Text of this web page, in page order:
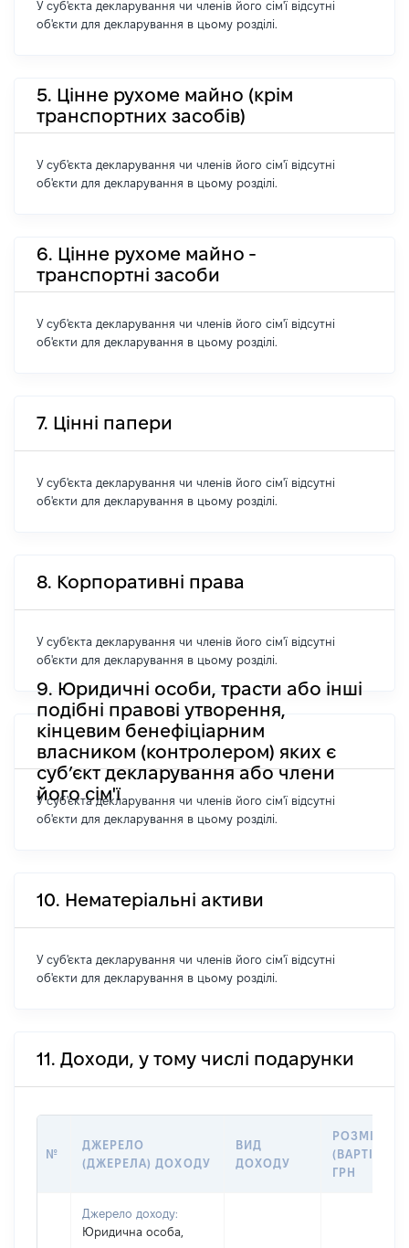
У суб'єкта декларування чи членів його сім'ї відсутні
об'єкти для декларування в цьому розділі.
5. Цінне рухоме майно (крім
транспортних засобів)
У суб'єкта декларування чи членів його сім'ї відсутні
об'єкти для декларування в цьому розділі.
6. Цінне рухоме майно -
транспортні засоби
У суб'єкта декларування чи членів його сім'ї відсутні
об'єкти для декларування в цьому розділі.
7. Цінні папери
У суб'єкта декларування чи членів його сім'ї відсутні
об'єкти для декларування в цьому розділі.
8. Корпоративні права
У суб'єкта декларування чи членів його сім'ї відсутні
об'єкти для декларування в цьому розділі.
9. Юридичні особи, трасти або інші
подібні правові утворення,
кінцевим бенефіціарним
власником (контролером) яких є
суб’єкт декларування або члени
його сім'ї
У суб'єкта декларування чи членів його сім'ї відсутні
об'єкти для декларування в цьому розділі.
10. Нематеріальні активи
У суб'єкта декларування чи членів його сім'ї відсутні
об'єкти для декларування в цьому розділі.
11. Доходи, у тому числі подарунки
№
ДЖЕРЕЛО
(ДЖЕРЕЛА) ДОХОДУ
ВИД
ДОХОДУ
РОЗМІР
(ВАРТІСТЬ),
ГРН
Джерело доходу:
Юридична особа,